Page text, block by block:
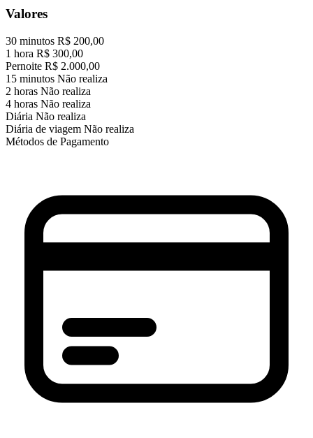
Valores
30 minutos R$ 200,00
1 hora R$ 300,00
Pernoite R$ 2.000,00
15 minutos Não realiza
2 horas Não realiza
4 horas Não realiza
Diária Não realiza
Diária de viagem Não realiza
Métodos de Pagamento